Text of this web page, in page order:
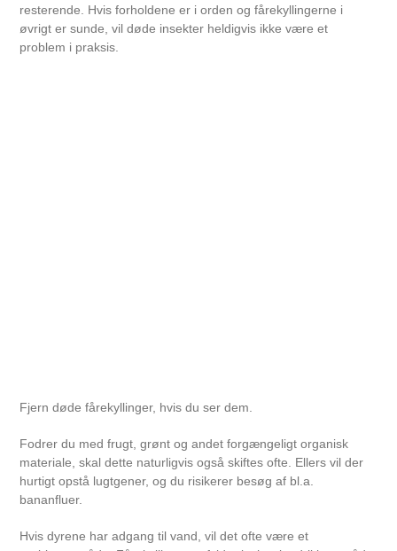
resterende. Hvis forholdene er i orden og fårekyllingerne i
øvrigt er sunde, vil døde insekter heldigvis ikke være et
problem i praksis.
Fjern døde fårekyllinger, hvis du ser dem.
Fodrer du med frugt, grønt og andet forgængeligt organisk
materiale, skal dette naturligvis også skiftes ofte. Ellers vil der
hurtigt opstå lugtgener, og du risikerer besøg af bl.a.
bananfluer.
Hvis dyrene har adgang til vand, vil det ofte være et